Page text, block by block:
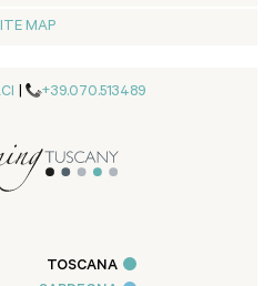
MAP
| +39.070.513489
TOSCANA